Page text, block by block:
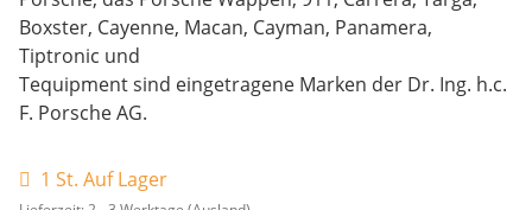
Boxster, Cayenne, Macan, Cayman, Panamera,
Tiptronic und
Tequipment sind eingetragene Marken der Dr. Ing. h.c.
F. Porsche AG.
1 St. Auf Lager